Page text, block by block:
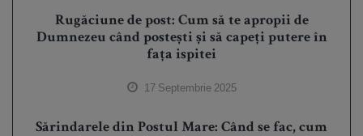
Rugăciune de post: Cum să te apropii de
Dumnezeu când postești și să capeți putere în
fața ispitei
17 Septembrie 2025
Sărindarele din Postul Mare: Când se fac, cum